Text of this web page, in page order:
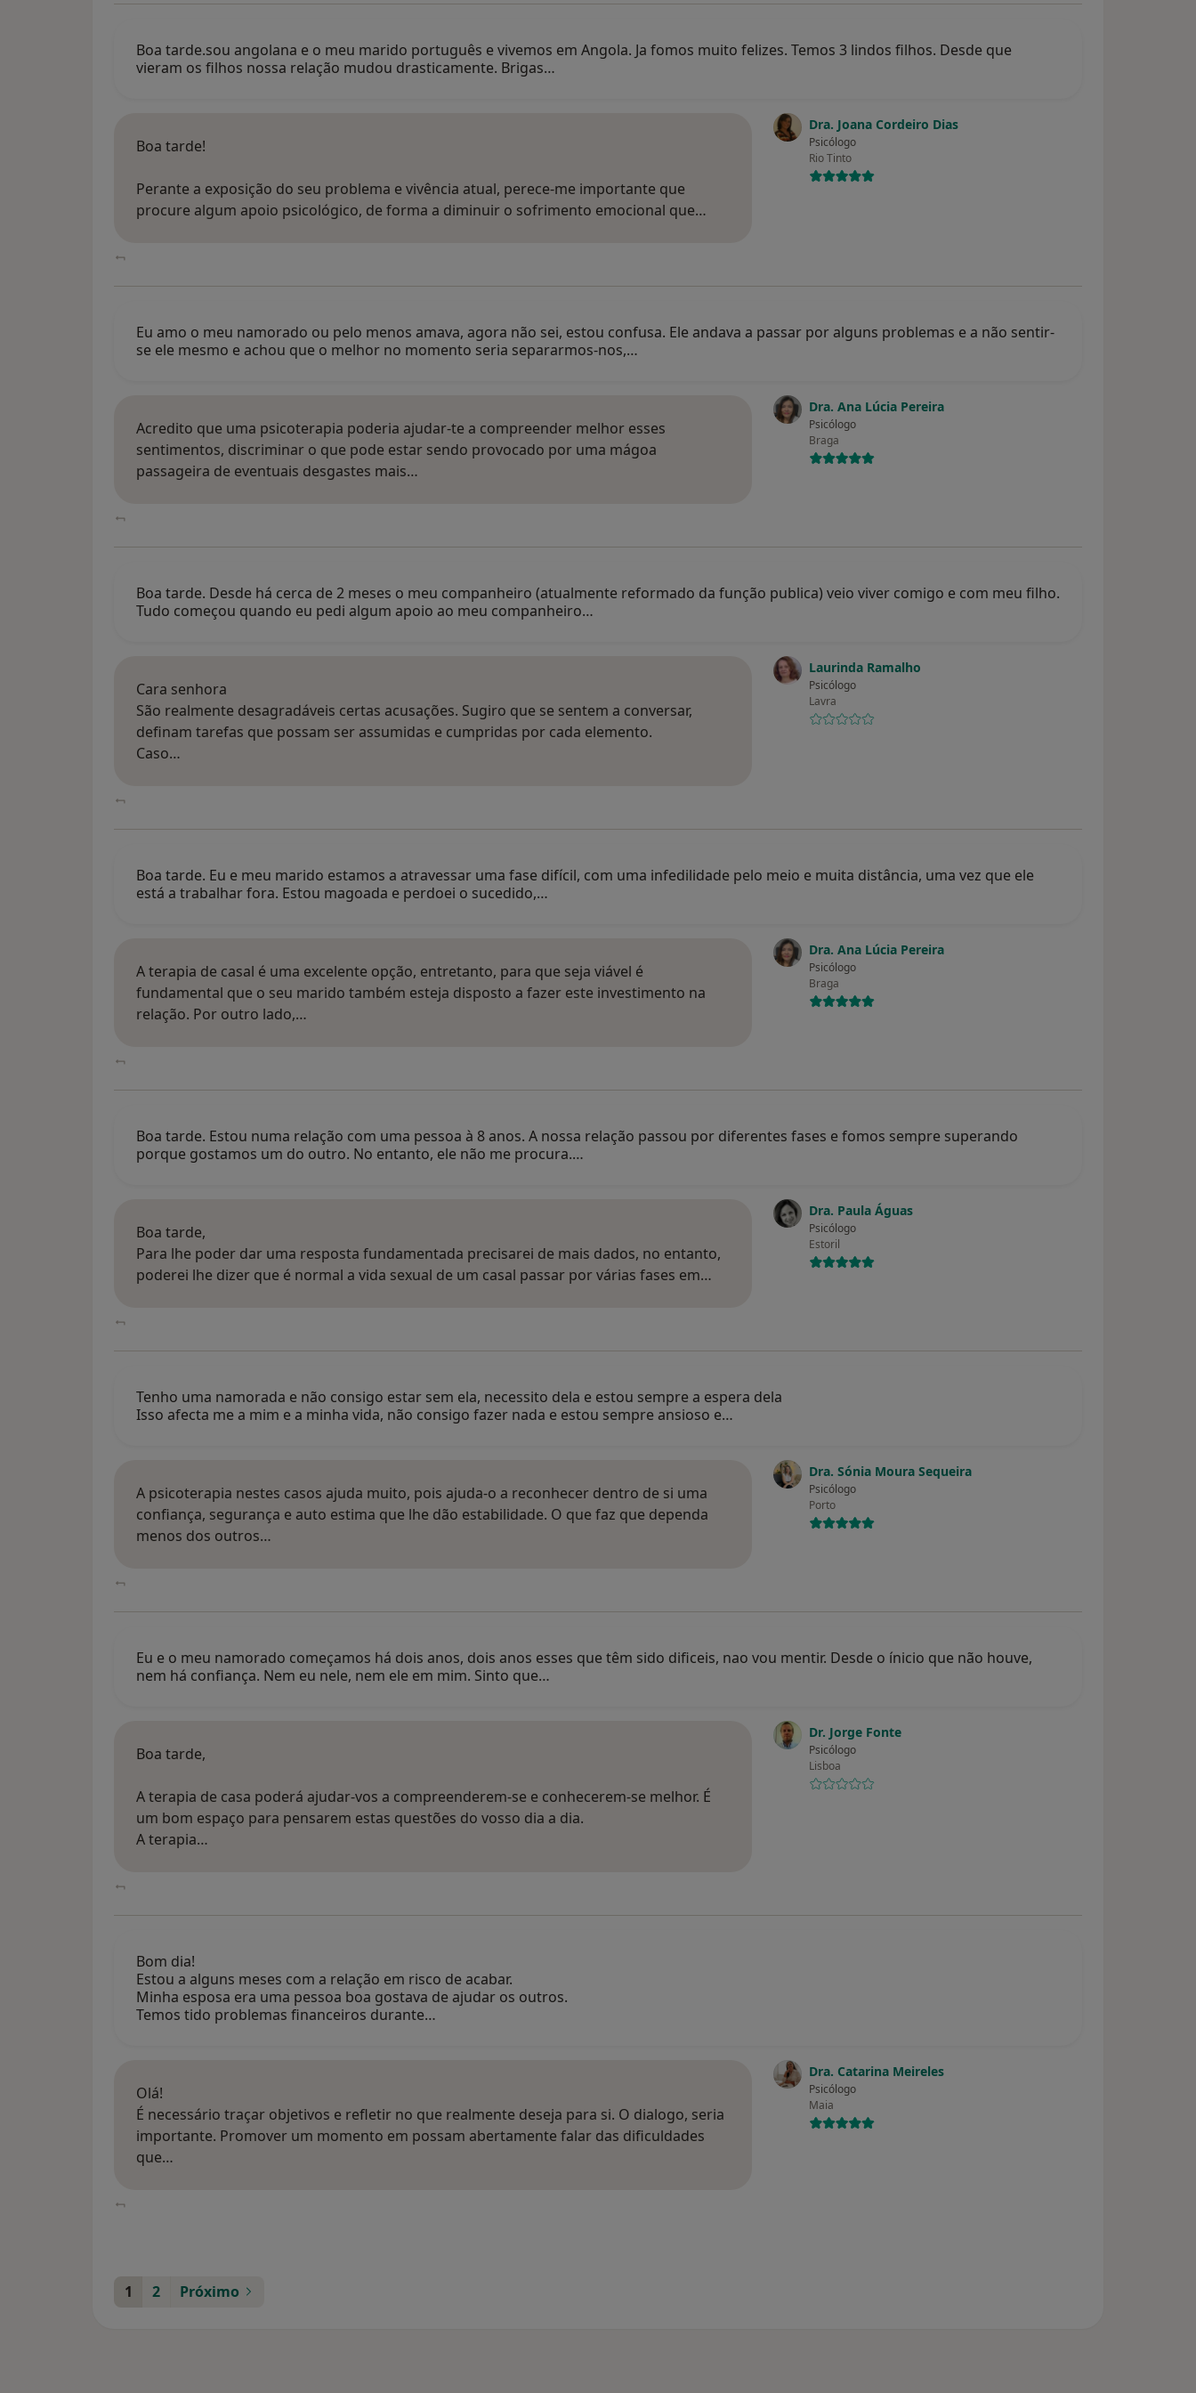
Boa tarde.sou angolana e o meu marido português e vivemos em Angola. Ja fomos muito felizes. Temos 3 lindos filhos. Desde que
vieram os filhos nossa relação mudou drasticamente. Brigas…
Dra. Joana Cordeiro Dias
Psicólogo
Rio Tinto
Boa tarde!
Perante a exposição do seu problema e vivência atual, perece-me importante que
procure algum apoio psicológico, de forma a diminuir o sofrimento emocional que…
Eu amo o meu namorado ou pelo menos amava, agora não sei, estou confusa. Ele andava a passar por alguns problemas e a não sentir-
se ele mesmo e achou que o melhor no momento seria separarmos-nos,…
Dra. Ana Lúcia Pereira
Psicólogo
Braga
Acredito que uma psicoterapia poderia ajudar-te a compreender melhor esses
sentimentos, discriminar o que pode estar sendo provocado por uma mágoa
passageira de eventuais desgastes mais…
Boa tarde. Desde há cerca de 2 meses o meu companheiro (atualmente reformado da função publica) veio viver comigo e com meu filho.
Tudo começou quando eu pedi algum apoio ao meu companheiro…
Laurinda Ramalho
Psicólogo
Lavra
Cara senhora
São realmente desagradáveis certas acusações. Sugiro que se sentem a conversar,
definam tarefas que possam ser assumidas e cumpridas por cada elemento.
Caso…
Boa tarde. Eu e meu marido estamos a atravessar uma fase difícil, com uma infedilidade pelo meio e muita distância, uma vez que ele
está a trabalhar fora. Estou magoada e perdoei o sucedido,…
Dra. Ana Lúcia Pereira
Psicólogo
Braga
A terapia de casal é uma excelente opção, entretanto, para que seja viável é
fundamental que o seu marido também esteja disposto a fazer este investimento na
relação. Por outro lado,…
Boa tarde. Estou numa relação com uma pessoa à 8 anos. A nossa relação passou por diferentes fases e fomos sempre superando
porque gostamos um do outro. No entanto, ele não me procura.…
Dra. Paula Águas
Psicólogo
Estoril
Boa tarde,
Para lhe poder dar uma resposta fundamentada precisarei de mais dados, no entanto,
poderei lhe dizer que é normal a vida sexual de um casal passar por várias fases em…
Tenho uma namorada e não consigo estar sem ela, necessito dela e estou sempre a espera dela
Isso afecta me a mim e a minha vida, não consigo fazer nada e estou sempre ansioso e…
Dra. Sónia Moura Sequeira
Psicólogo
Porto
A psicoterapia nestes casos ajuda muito, pois ajuda-o a reconhecer dentro de si uma
confiança, segurança e auto estima que lhe dão estabilidade. O que faz que dependa
menos dos outros…
Eu e o meu namorado começamos há dois anos, dois anos esses que têm sido dificeis, nao vou mentir. Desde o ínicio que não houve,
nem há confiança. Nem eu nele, nem ele em mim. Sinto que…
Dr. Jorge Fonte
Psicólogo
Lisboa
Boa tarde,
A terapia de casa poderá ajudar-vos a compreenderem-se e conhecerem-se melhor. É
um bom espaço para pensarem estas questões do vosso dia a dia.
A terapia…
Bom dia!
Estou a alguns meses com a relação em risco de acabar.
Minha esposa era uma pessoa boa gostava de ajudar os outros.
Temos tido problemas financeiros durante…
Dra. Catarina Meireles
Psicólogo
Maia
Olá!
É necessário traçar objetivos e refletir no que realmente deseja para si. O dialogo, seria
importante. Promover um momento em possam abertamente falar das dificuldades
que…
1 2 Próximo